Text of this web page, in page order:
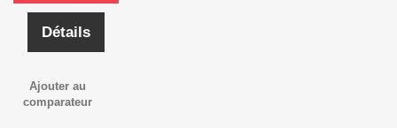
Détails
Ajouter au
comparateur